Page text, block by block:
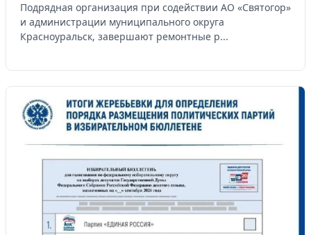
Подрядная организация при содействии АО «Святогор»
и администрации муниципального округа
Красноуральск, завершают ремонтные р...